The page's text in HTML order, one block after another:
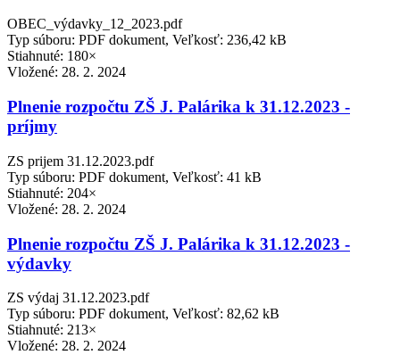
OBEC_výdavky_12_2023.pdf
Typ súboru: PDF dokument, Veľkosť: 236,42 kB
Stiahnuté: 180×
Vložené: 28. 2. 2024
Plnenie rozpočtu ZŠ J. Palárika k 31.12.2023 -
príjmy
ZS prijem 31.12.2023.pdf
Typ súboru: PDF dokument, Veľkosť: 41 kB
Stiahnuté: 204×
Vložené: 28. 2. 2024
Plnenie rozpočtu ZŠ J. Palárika k 31.12.2023 -
výdavky
ZS výdaj 31.12.2023.pdf
Typ súboru: PDF dokument, Veľkosť: 82,62 kB
Stiahnuté: 213×
Vložené: 28. 2. 2024